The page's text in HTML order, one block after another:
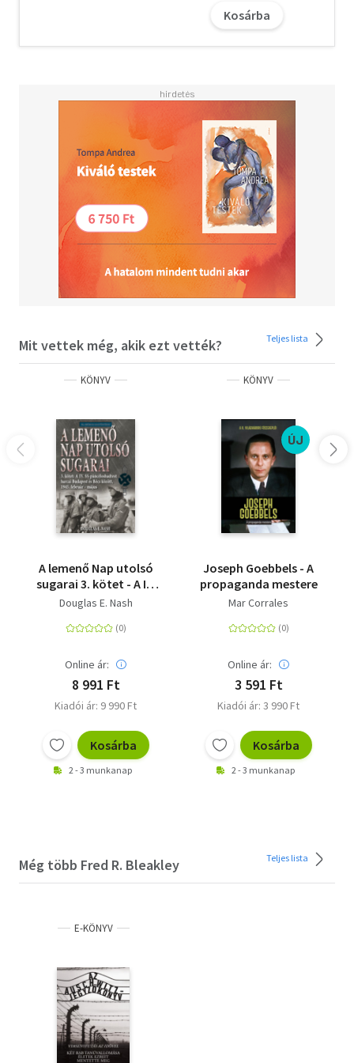
hónapokon át tétovázó magyar politikai vezetés végre
cselekedni próbáljon - alig néhány órával azelőtt, hogy
"Döbbenetes élettörténet az auschwitzi haláltáborból:
fogalmat alkothatunk a Holocaust felmérhetetlen,
szörnyű tragédiájáról." - David I. Kertzer, a Brown Egyetem
antropológiaprofesszora, The Pope and Mussolini című
Pulitzer-díjas könyv szerzője.
"Fred Bleakley hosszas kutatások után leírja az igazságot
ebben a mai napig igen megosztó történetben.
Hihetetlenül érdekes munka." - Dr. Tibori-Szabó Zoltán,
holocaustkutató, a kolozsvári Babeş-Bolyai Egyetem
Fred R. Bleakley író, nyugalmazott újságíró, korábban a
Timesnál, és a Wall Street Journalnél dolgozott. Az
Auschwitz-jegyzőkönyvek témájába azután ásta bele
magát, hogy a Wall Street Journal számára interjút
kellett készítenie Cesłav Mordowiczcsal. Maine-ben él
Kosárba
Mit vettek még, akik ezt vették? Teljes lista
KÖNYV
A lemenő Nap utolsó
sugarai 3. kötet - A IV.
SS-páncéloshadtest
Bécs között, 1945.
Douglas E. Nash
Online ár:
8 991 Ft
Kiadói ár: 9 990 Ft
Kosárba
2 - 3 munkanap
KÖNYV
ÚJ
Joseph Goebbels - A
propaganda mestere
Mar Corrales
Online ár:
3 591 Ft
Kiadói ár: 3 990 Ft
Kosárba
2 - 3 munkanap
Még több Fred R. Bleakley Teljes lista
E-KÖNYV